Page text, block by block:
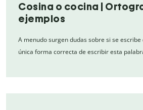
Cosina o cocina |
ejemplos
A menudo surgen dudas sobre si se escribe
única forma correcta de escribir esta